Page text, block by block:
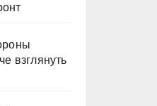
взглянуть